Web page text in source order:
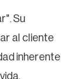
Su
al cliente
inherente